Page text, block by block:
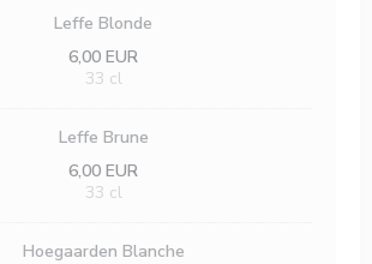
Leffe Blonde
6,00 EUR
33 cl
Leffe Brune
6,00 EUR
33 cl
Hoegaarden Blanche